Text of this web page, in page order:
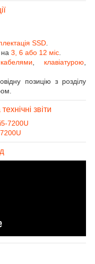
SSD
3, 6 або 12 міс
кабелями клавіатурою
позицію з розділу
звіти
7200U